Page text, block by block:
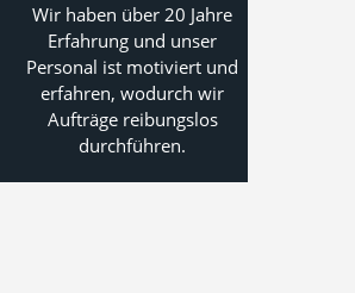
Wir haben über 20 Jahre
Erfahrung und unser
Personal ist motiviert und
erfahren, wodurch wir
Aufträge reibungslos
durchführen.